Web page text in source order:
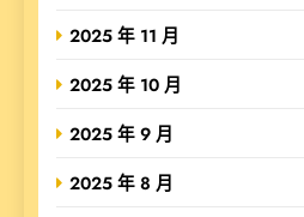
2025 年 11 月
2025 年 10 月
2025 年 9 月
2025 年 8 月